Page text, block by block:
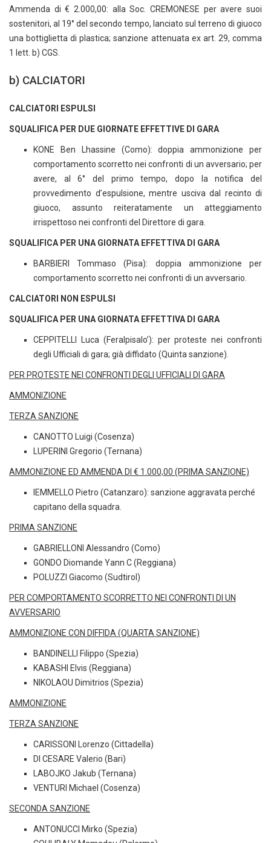
Ammenda di € 2.000,00: alla Soc. CREMONESE per avere suoi
sostenitori, al 19° del secondo tempo, lanciato sul terreno di giuoco
una bottiglietta di plastica; sanzione attenuata ex art. 29, comma
1 lett. b) CGS.
b) CALCIATORI
CALCIATORI ESPULSI
SQUALIFICA PER DUE GIORNATE EFFETTIVE DI GARA
KONE Ben Lhassine (Como): doppia ammonizione per
comportamento scorretto nei confronti di un avversario; per
avere, al 6° del primo tempo, dopo la notifica del
provvedimento d’espulsione, mentre usciva dal recinto di
giuoco, assunto reiteratamente un atteggiamento
irrispettoso nei confronti del Direttore di gara.
SQUALIFICA PER UNA GIORNATA EFFETTIVA DI GARA
BARBIERI Tommaso (Pisa): doppia ammonizione per
comportamento scorretto nei confronti di un avversario.
CALCIATORI NON ESPULSI
SQUALIFICA PER UNA GIORNATA EFFETTIVA DI GARA
CEPPITELLI Luca (Feralpisalo’): per proteste nei confronti
degli Ufficiali di gara; già diffidato (Quinta sanzione).
PER PROTESTE NEI CONFRONTI DEGLI UFFICIALI DI GARA
AMMONIZIONE
TERZA SANZIONE
CANOTTO Luigi (Cosenza)
LUPERINI Gregorio (Ternana)
AMMONIZIONE ED AMMENDA DI € 1.000,00 (PRIMA SANZIONE)
IEMMELLO Pietro (Catanzaro): sanzione aggravata perché
capitano della squadra.
PRIMA SANZIONE
GABRIELLONI Alessandro (Como)
GONDO Diomande Yann C (Reggiana)
POLUZZI Giacomo (Sudtirol)
PER COMPORTAMENTO SCORRETTO NEI CONFRONTI DI UN
AVVERSARIO
AMMONIZIONE CON DIFFIDA (QUARTA SANZIONE)
BANDINELLI Filippo (Spezia)
KABASHI Elvis (Reggiana)
NIKOLAOU Dimitrios (Spezia)
AMMONIZIONE
TERZA SANZIONE
CARISSONI Lorenzo (Cittadella)
DI CESARE Valerio (Bari)
LABOJKO Jakub (Ternana)
VENTURI Michael (Cosenza)
SECONDA SANZIONE
ANTONUCCI Mirko (Spezia)